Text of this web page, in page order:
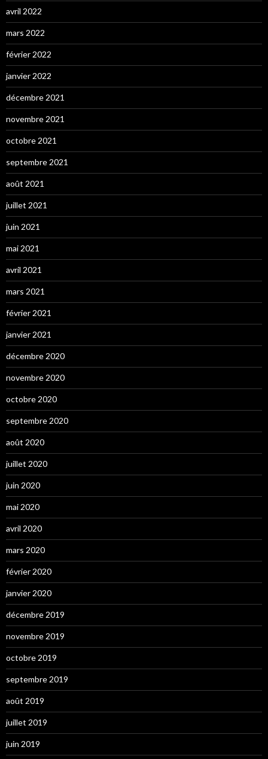
avril 2022
mars 2022
février 2022
janvier 2022
décembre 2021
novembre 2021
octobre 2021
septembre 2021
août 2021
juillet 2021
juin 2021
mai 2021
avril 2021
mars 2021
février 2021
janvier 2021
décembre 2020
novembre 2020
octobre 2020
septembre 2020
août 2020
juillet 2020
juin 2020
mai 2020
avril 2020
mars 2020
février 2020
janvier 2020
décembre 2019
novembre 2019
octobre 2019
septembre 2019
août 2019
juillet 2019
juin 2019